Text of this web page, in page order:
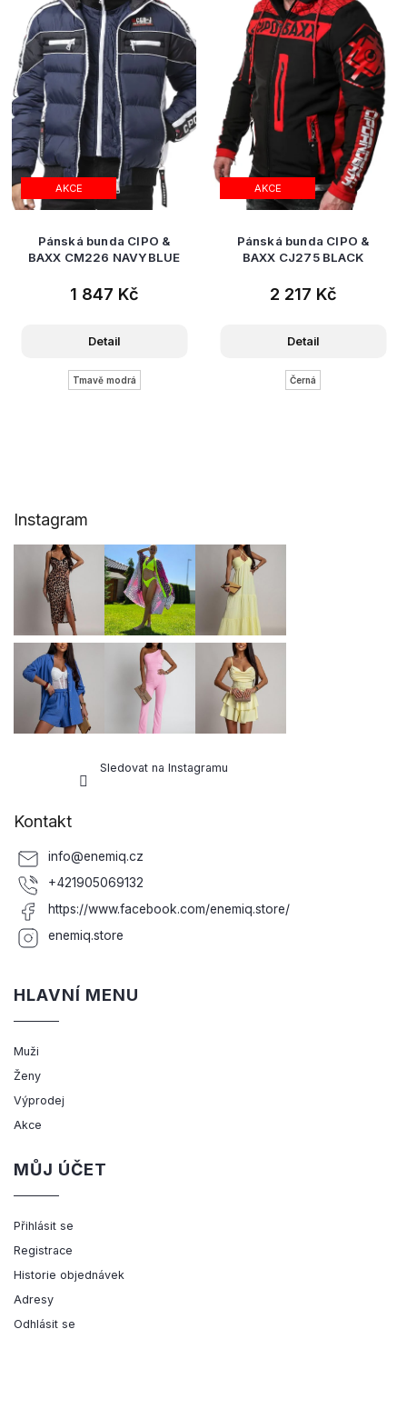
AKCE
Pánská bunda CIPO &
BAXX CM226 NAVYBLUE
1 847 Kč
Detail
Tmavě modrá
AKCE
Pánská bunda CIPO &
BAXX CJ275 BLACK
2 217 Kč
Detail
Černá
Instagram
Sledovat na Instagramu
Kontakt
info@enemiq.cz
+421905069132
https://www.facebook.com/enemiq.store/
enemiq.store
HLAVNÍ MENU
Muži
Ženy
Výprodej
Akce
MŮJ ÚČET
Přihlásit se
Registrace
Historie objednávek
Adresy
Odhlásit se